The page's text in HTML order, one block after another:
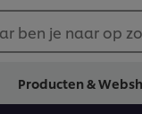
ben je naar op
Producten &